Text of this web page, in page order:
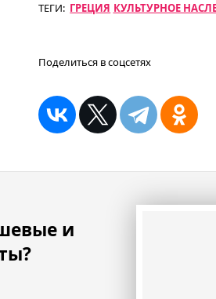
ТЕГИ: ГРЕЦИЯ КУЛЬТУРНОЕ
Поделиться в соцсетях
и